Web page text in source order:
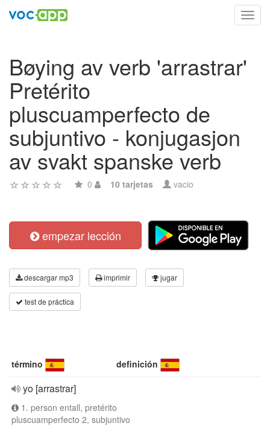
Bøying av verb 'arrastrar'
Pretérito
pluscuamperfecto de
subjuntivo - konjugasjon
av svakt spanske verb
0 10 tarjetas vacio
empezar lección
descargar mp3 imprimir jugar
test de práctica
término definición
yo [arrastrar]
1. person entall, pretérito
pluscuamperfecto 2, subjuntivo